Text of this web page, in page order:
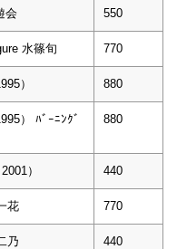
会 550
水篠旬 770
） 880
） ﾊﾞｰﾆﾝｸﾞ
880
） 440
花 770
乃 440